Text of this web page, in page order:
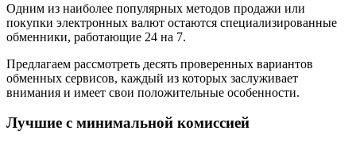
Одним из наиболее популярных методов продажи или
покупки электронных валют остаются специализированные
обменники, работающие 24 на 7.
Предлагаем рассмотреть десять проверенных вариантов
обменных сервисов, каждый из которых заслуживает
внимания и имеет свои положительные особенности.
Лучшие с минимальной комиссией